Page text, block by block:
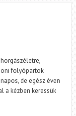
folyópartok
de egész éven
a kézben keressük